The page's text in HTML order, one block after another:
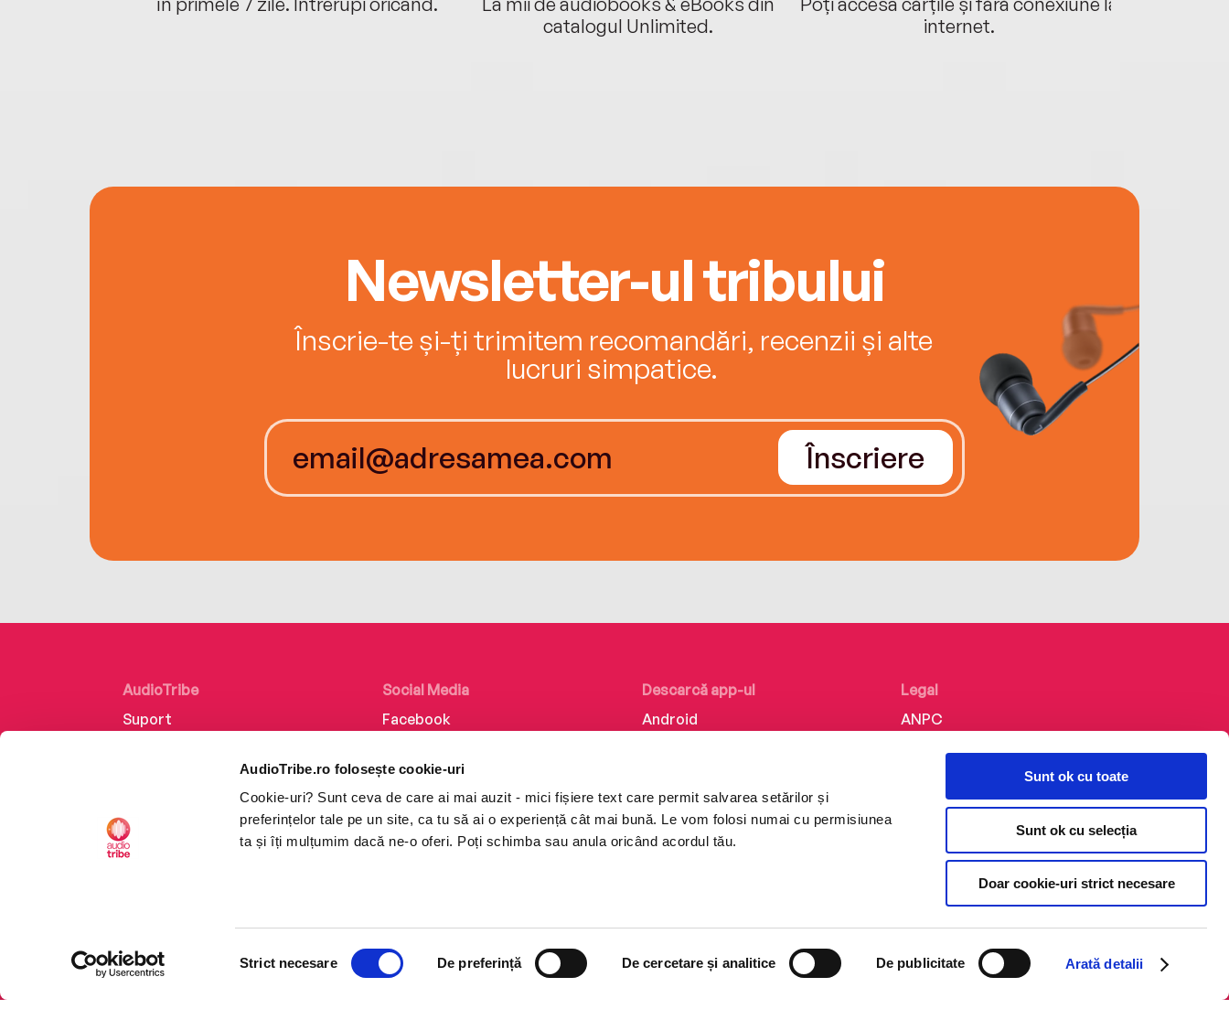
AudioTribe.ro folosește cookie-uri
Cookie-uri? Sunt ceva de care ai mai auzit - mici fișiere text care permit salvarea setărilor și
preferințelor tale pe un site, ca tu să ai o experiență cât mai bună. Le vom folosi numai cu permisiunea
ta și îți mulțumim dacă ne-o oferi. Poți schimba sau anula oricând acordul tău.
Strict necesare De preferință De cercetare și analitice De publicitate Arată detalii
Sunt ok cu toate
Sunt ok cu selecția
Doar cookie-uri strict necesare
catalogul Unlimited.
internet.
Newsletter-ul tribului
Înscrie-te și-ți trimitem recomandări, recenzii și alte
lucruri simpatice.
Înscriere
AudioTribe
Suport
Retragere din comandă
Social Media
Facebook
Instagram
TikTok
Descarcă app-ul
Android
Legal
ANPC
Politica de confidențialitate
Termeni și condiții